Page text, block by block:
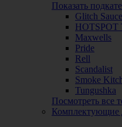
Показать
Glitch Sauce
HOTSPOT
Maxwells
Pride
Rell
Scandalist
Smoke
Tungushka
Посмотреть все
Комплектующие